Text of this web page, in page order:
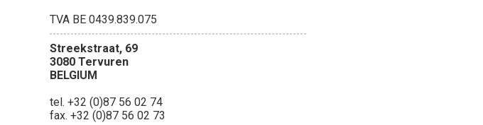
TVA BE 0439.839.075
Streekstraat, 69
3080 Tervuren
BELGIUM
tel. +32 (0)87 56 02 74
fax. +32 (0)87 56 02 73